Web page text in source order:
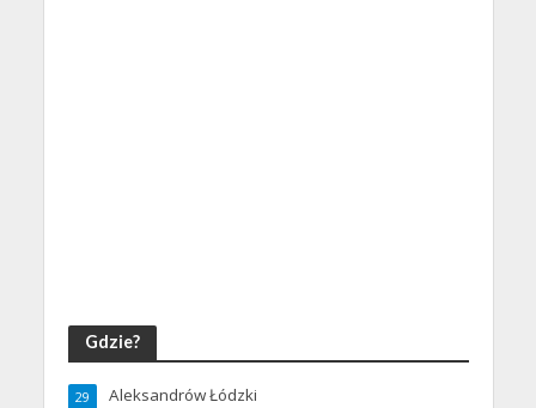
Gdzie?
Aleksandrów Łódzki
29